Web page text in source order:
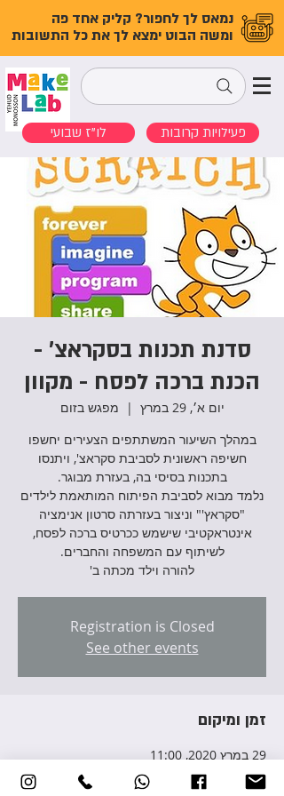
נמאס לך לחפור? קליק אחד פה
ומשה הבוט ימצא לך את כל התשובות
לו"ז שבועי פעילויות קרובות
סדנת תכנות בסקראצ' -
הכנת ברכה לפסח - מקוון
יום א׳, 29 במרץ
  |
מפגש בזום
במהלך השיעור המשתתפים הצעירים יחשפו
חשיפה ראשונית לסביבת סקראצ', ויתנסו
נלמד מבוא לסביבת הפיתוח המותאמת לילדים
"סקראץ'" וניצור בעזרתה סרטון אנימציה
אינטראקטיבי שישמש ככרטיס ברכה לפסח,
להורה וילד מכתה ב'
Registration is Closed
See other events
זמן ומיקום
29 במרץ 2020, 11:00
מפגש בזום